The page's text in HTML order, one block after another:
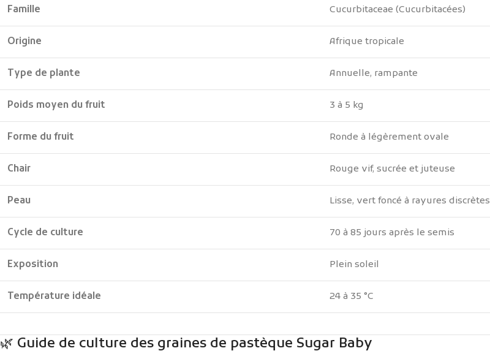
Famille Cucurbitaceae (Cucurbitacées)
Origine Afrique tropicale
Type de plante Annuelle, rampante
Poids moyen du fruit 3 à 5 kg
Forme du fruit Ronde à légèrement ovale
Chair Rouge vif, sucrée et juteuse
Peau Lisse, vert foncé à rayures discrètes
Cycle de culture 70 à 85 jours après le semis
Exposition Plein soleil
Température idéale 24 à 35 °C
🌿 Guide de culture des graines de pastèque Sugar Baby